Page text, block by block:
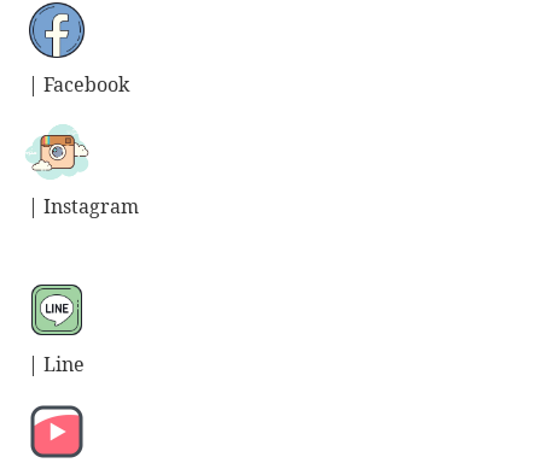
| Facebook
| Instagram
| Line